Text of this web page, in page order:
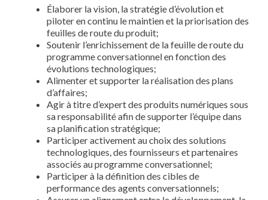
Élaborer la vision, la stratégie d’évolution et
piloter en continu le maintien et la priorisation des
feuilles de route du produit;
Soutenir l’enrichissement de la feuille de route du
programme conversationnel en fonction des
évolutions technologiques;
Alimenter et supporter la réalisation des plans
d’affaires;
Agir à titre d’expert des produits numériques sous
sa responsabilité afin de supporter l’équipe dans
sa planification stratégique;
Participer activement au choix des solutions
technologiques, des fournisseurs et partenaires
associés au programme conversationnel;
Participer à la définition des cibles de
performance des agents conversationnels;